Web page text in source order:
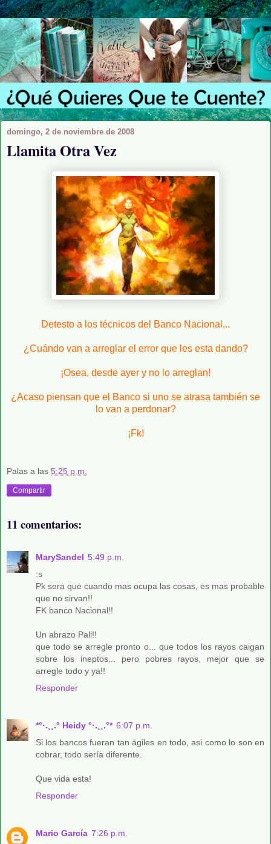
domingo, 2 de noviembre de 2008
Llamita Otra Vez
Detesto a los técnicos del Banco Nacional...
¿Cuándo van a arreglar el error que les esta dando?
¡Osea, desde ayer y no lo arreglan!
¿Acaso piensan que el Banco si uno se atrasa también se
lo van a perdonar?
¡Fk!
Palas a las 5:25 p.m.
Compartir
11 comentarios:
MarySandel 5:49 p.m.
:s
Pk sera que cuando mas ocupa las cosas, es mas probable
que no sirvan!!
FK banco Nacional!!
Un abrazo Pali!!
que todo se arregle pronto o... que todos los rayos caigan
sobre los ineptos... pero pobres rayos, mejor que se
arregle todo y ya!!
Responder
*°·.¸¸.° Heidy °·.¸¸.°* 6:07 p.m.
Si los bancos fueran tan ágiles en todo, asi como lo son en
cobrar, todo sería diferente.
Que vida esta!
Responder
Mario García 7:26 p.m.